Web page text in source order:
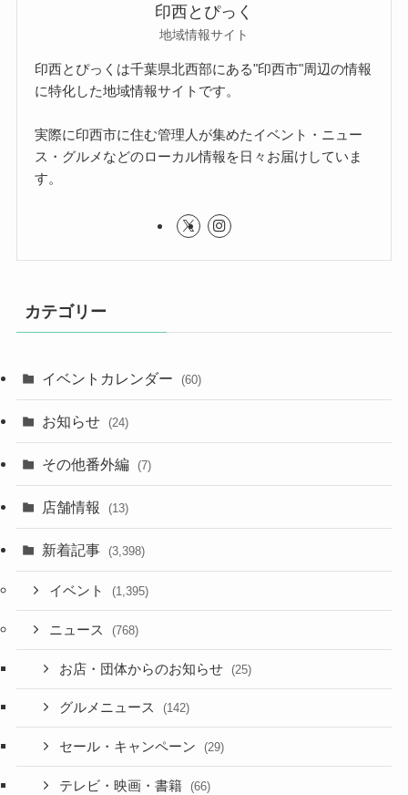
印西とぴっく
地域情報サイト
印西とぴっくは千葉県北西部にある"印西市"周辺の情報
に特化した地域情報サイトです。
実際に印西市に住む管理人が集めたイベント・ニュー
ス・グルメなどのローカル情報を日々お届けしていま
す。
カテゴリー
イベントカレンダー (60)
お知らせ (24)
その他番外編 (7)
店舗情報 (13)
新着記事 (3,398)
イベント (1,395)
ニュース (768)
お店・団体からのお知らせ (25)
グルメニュース (142)
セール・キャンペーン (29)
テレビ・映画・書籍 (66)